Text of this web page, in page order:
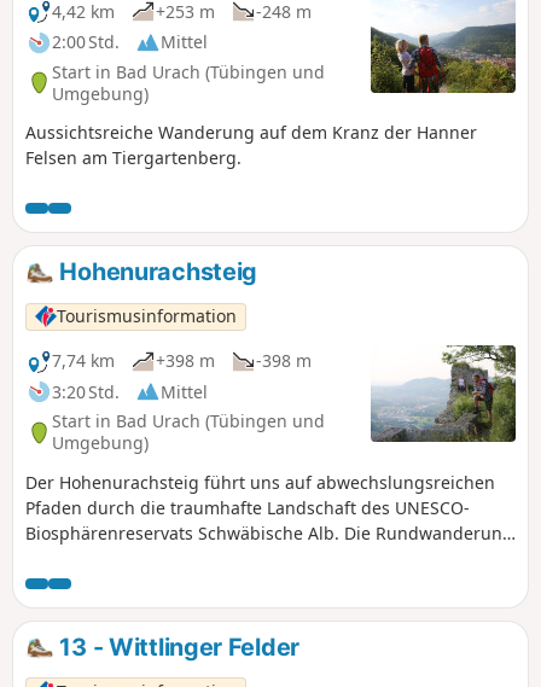
4,42 km
+253 m
-248 m
2:00 Std.
Mittel
Start in Bad Urach (Tübingen und
Umgebung)
Aussichtsreiche Wanderung auf dem Kranz der Hanner
Felsen am Tiergartenberg.
Hohenurachsteig
Tourismusinformation
7,74 km
+398 m
-398 m
3:20 Std.
Mittel
Start in Bad Urach (Tübingen und
Umgebung)
Der Hohenurachsteig führt uns auf abwechslungsreichen
Pfaden durch die traumhafte Landschaft des UNESCO-
Biosphärenreservats Schwäbische Alb. Die Rundwanderung
Hanner Felsen. Dort werden wir mit einzigartigen
Ausblicken über die Stadt und die Hügellandschaft der
Schwäbischen Alb belohnt. Über schmale Waldpfade und
einen Wiesenweg geht es zu den Eppenzillfelsen, wo wir in
13 - Wittlinger Felder